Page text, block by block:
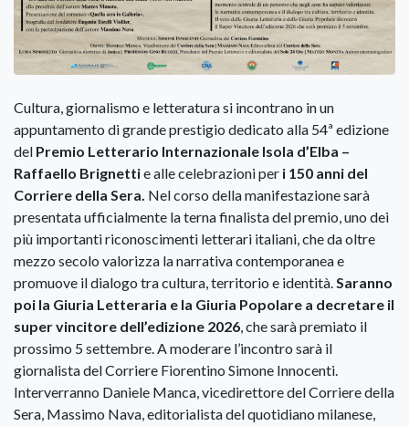
Cultura, giornalismo e letteratura si incontrano in un
appuntamento di grande prestigio dedicato alla 54ª edizione
del Premio Letterario Internazionale Isola d’Elba –
Raffaello Brignettie alle celebrazioni per i 150 anni del
Corriere della Sera. Nel corso della manifestazione sarà
presentata ufficialmente la terna finalista del premio, uno dei
più importanti riconoscimenti letterari italiani, che da oltre
mezzo secolo valorizza la narrativa contemporanea e
promuove il dialogo tra cultura, territorio e identità.Saranno
poi la Giuria Letteraria e la Giuria Popolare a decretare il
super vincitore dell’edizione 2026, che sarà premiato il
prossimo 5 settembre. A moderare l’incontro sarà il
giornalista del Corriere Fiorentino Simone Innocenti.
Interverranno Daniele Manca, vicedirettore del Corriere della
Sera, Massimo Nava, editorialista del quotidiano milanese,